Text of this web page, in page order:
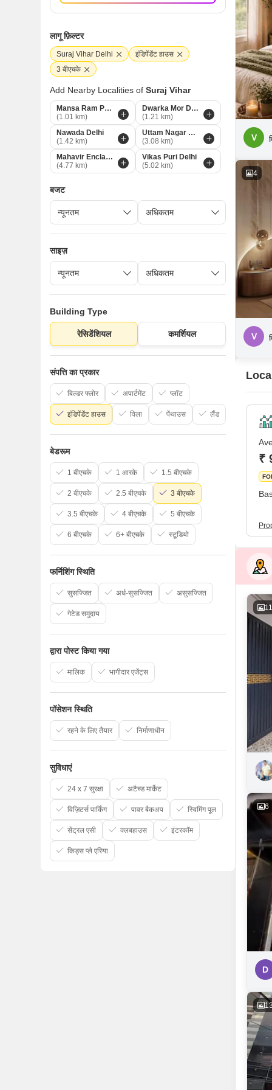
V
4
V
₹
11
6
D
लागू फ़िल्टर
Suraj Vihar Delhi
इंडिपेंडेंट हाउस
3 बीएचके
Add Nearby Localities of Suraj Vihar
Mansa Ram Park Delhi
(1.01 km)
Dwarka Mor Delhi
(1.21 km)
Nawada Delhi
(1.42 km)
Uttam Nagar Delhi
(3.08 km)
Mahavir Enclave 1 Delhi
(4.77 km)
Vikas Puri Delhi
(5.02 km)
बजट
साइज़
Building Type
रेसिडेंशियल कमर्शियल
संपत्ति का प्रकार
बिल्डर फ्लोर अपार्टमेंट प्लॉट
इंडिपेंडेंट हाउस विला पेंथाउस लैंड
बेडरूम
1 बीएचके 1 आरके 1.5 बीएचके
2 बीएचके 2.5 बीएचके 3 बीएचके
3.5 बीएचके 4 बीएचके 5 बीएचके
6 बीएचके 6+ बीएचके स्टूडियो
फर्निशिंग स्थिति
सुसज्जित अर्ध-सुसज्जित असुसज्जित
गेटेड समुदाय
द्वारा पोस्ट किया गया
मालिक भागीदार एजेंट्स
पॉसेशन स्थिति
रहने के लिए तैयार निर्माणाधीन
सुविधाएं
24 x 7 सुरक्षा अटैच्ड मार्केट
विज़िटर्स पार्किंग पावर बैकअप स्विमिंग पूल
सेंट्रल एसी क्लबहाउस इंटरकॉम
किड्स प्ले एरिया